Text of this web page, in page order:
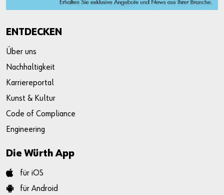
ENTDECKEN
Über uns
Nachhaltigkeit
Karriereportal
Kunst & Kultur
Code of Compliance
Engineering
Die Würth App
für iOS
für Android